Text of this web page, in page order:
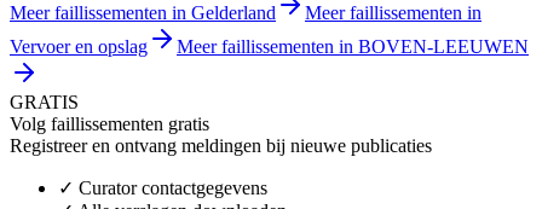
Meer faillissementen in Gelderland
Meer faillissementen in
Vervoer en opslag
Meer faillissementen in BOVEN-LEEUWEN
GRATIS
Volg faillissementen gratis
Registreer en ontvang meldingen bij nieuwe publicaties
✓ Curator contactgegevens